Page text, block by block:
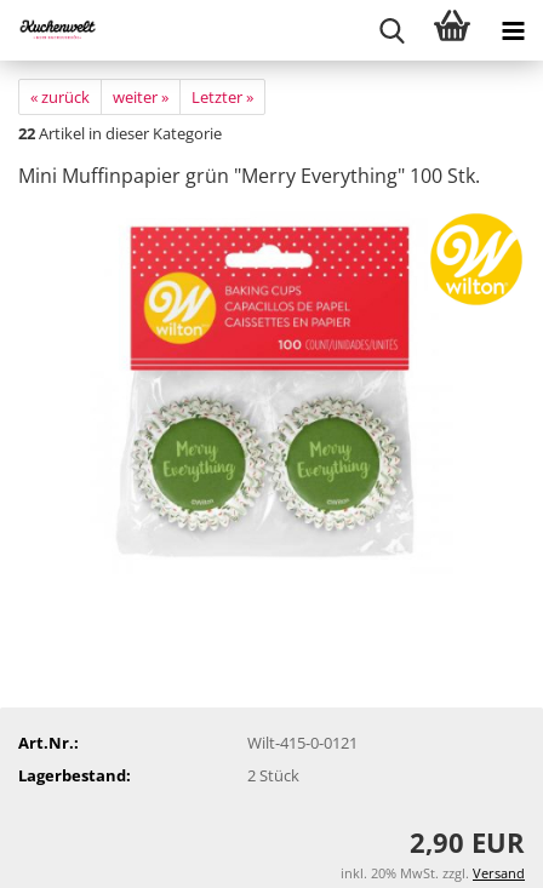
« zurück weiter »
Letzter »
22Artikel in dieser Kategorie
Mini Muffinpapier grün "Merry Everything" 100 Stk.
Art.Nr.:
Wilt-415-0-0121
Lagerbestand:
2 Stück
2,90 EUR
inkl. 20% MwSt. zzgl. Versand